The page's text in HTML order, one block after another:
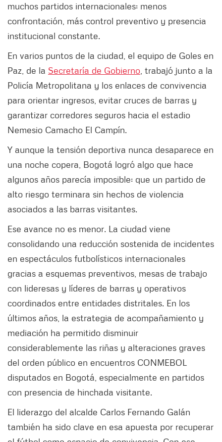
muchos partidos internacionales: menos
confrontación, más control preventivo y presencia
institucional constante.
En varios puntos de la ciudad, el equipo de Goles en
Paz, de la Secretaría de Gobierno , trabajó junto a la
Policía Metropolitana y los enlaces de convivencia
para orientar ingresos, evitar cruces de barras y
garantizar corredores seguros hacia el estadio
Nemesio Camacho El Campín.
Y aunque la tensión deportiva nunca desaparece en
una noche copera, Bogotá logró algo que hace
algunos años parecía imposible: que un partido de
alto riesgo terminara sin hechos de violencia
asociados a las barras visitantes.
Ese avance no es menor. La ciudad viene
consolidando una reducción sostenida de incidentes
en espectáculos futbolísticos internacionales
gracias a esquemas preventivos, mesas de trabajo
con lideresas y líderes de barras y operativos
coordinados entre entidades distritales. En los
últimos años, la estrategia de acompañamiento y
mediación ha permitido disminuir
considerablemente las riñas y alteraciones graves
del orden público en encuentros CONMEBOL
disputados en Bogotá, especialmente en partidos
con presencia de hinchada visitante.
El liderazgo del alcalde Carlos Fernando Galán
también ha sido clave en esa apuesta por recuperar